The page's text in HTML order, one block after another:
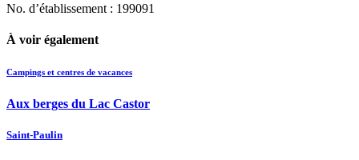
No. d’établissement : 199091
À voir également
Campings et centres de vacances
Aux berges du Lac Castor
Saint-Paulin